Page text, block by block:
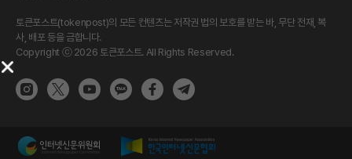
토큰포스트(tokenpost)의 모든 컨텐츠는 저작권 법의 보호를 받는 바, 무단 전재, 복
사, 배포 등을 금합니다.
Copyright ⓒ 2026 토큰포스트. All Rights Reserved.